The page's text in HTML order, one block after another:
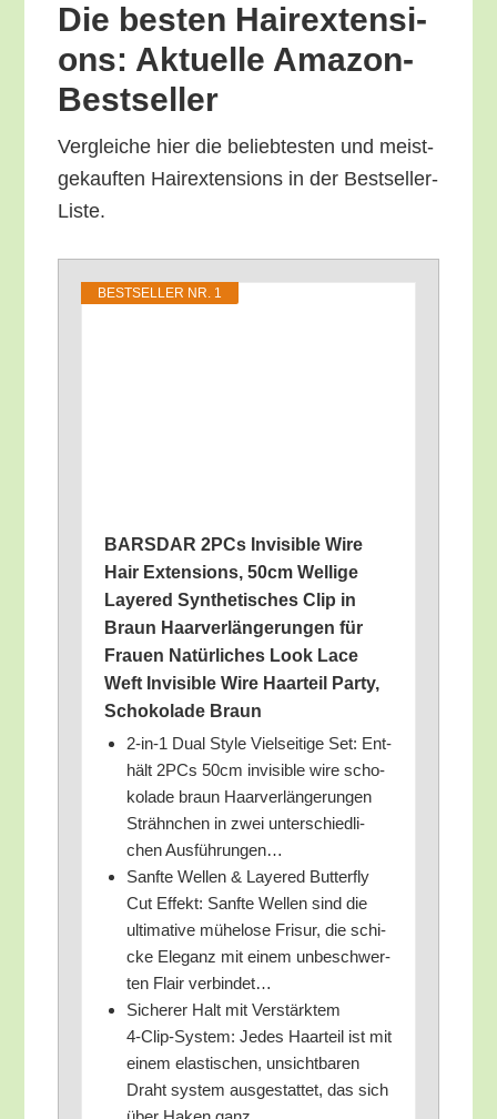
Die bes­ten Hair­ex­ten­si­
ons: Aktu­el­le Amazon-
Bestseller
Ver­glei­che hier die belieb­tes­ten und meist­
ge­kauf­ten Hair­ex­ten­si­ons in der Bestseller-
Liste.
BEST­SEL­LER NR. 1
BARSDAR 2PCs Invi­si­ble Wire
Hair Exten­si­ons, 50cm Wel­li­ge
Laye­red Syn­the­ti­sches Clip in
Braun Haar­ver­län­ge­run­gen für
Frau­en Natür­li­ches Look Lace
Weft Invi­si­ble Wire Haar­teil Par­ty,
Scho­ko­la­de Braun
2‑in‑1 Dual Style Viel­sei­ti­ge Set: Ent­
hält 2PCs 50cm invi­si­ble wire scho­
ko­la­de braun Haar­ver­län­ge­run­gen
Strähn­chen in zwei unter­schied­li­
chen Ausführungen…
Sanf­te Wel­len & Laye­red But­ter­fly
Cut Effekt: Sanf­te Wel­len sind die
ulti­ma­ti­ve mühe­lo­se Fri­sur, die schi­
cke Ele­ganz mit einem unbe­schwer­
ten Flair verbindet…
Siche­rer Halt mit Ver­stärk­tem
4‑Clip-Sys­tem: Jedes Haar­teil ist mit
einem elas­ti­schen, unsicht­ba­ren
Draht sys­tem aus­ge­stat­tet, das sich